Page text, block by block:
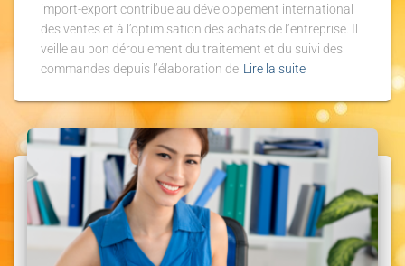
import-export contribue au développement international
des ventes et à l’optimisation des achats de l’entreprise. Il
veille au bon déroulement du traitement et du suivi des
commandes depuis l’élaboration de Lire la suite